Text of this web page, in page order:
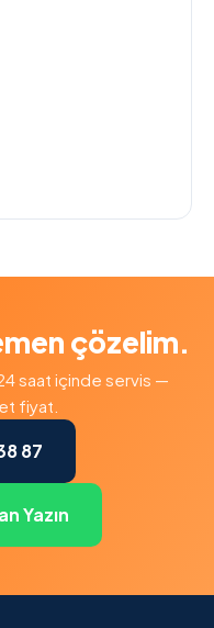
çözelim.
24 saat içinde servis —
fiyat.
87
Yazın